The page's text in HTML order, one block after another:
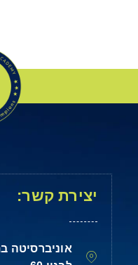
יצירת קשר: